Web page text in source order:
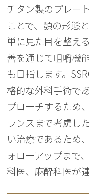
チタン製のプレー
ことで、顎の形態
単に見た目を整え
善を通じて咀嚼機
も目指します。
格的な外科手術で
プローチするため
ランスまで考慮し
い治療であるため
ォローアップまで
科医、麻酔科医が